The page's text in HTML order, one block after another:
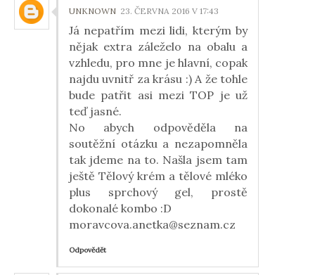
UNKNOWN 23. ČERVNA 2016 V 17:43
Já nepatřím mezi lidi, kterým by
nějak extra záleželo na obalu a
vzhledu, pro mne je hlavní, copak
najdu uvnitř za krásu :) A že tohle
bude patřit asi mezi TOP je už
teď jasné.
No abych odpověděla na
soutěžní otázku a nezapomněla
tak jdeme na to. Našla jsem tam
ještě Tělový krém a tělové mléko
plus sprchový gel, prostě
dokonalé kombo :D
moravcova.anetka@seznam.cz
Odpovědět